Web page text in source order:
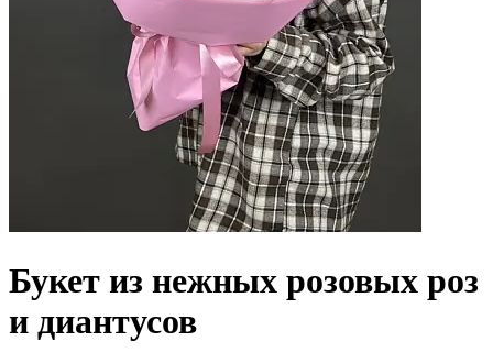
Букет из нежных розовых роз
и диантусов